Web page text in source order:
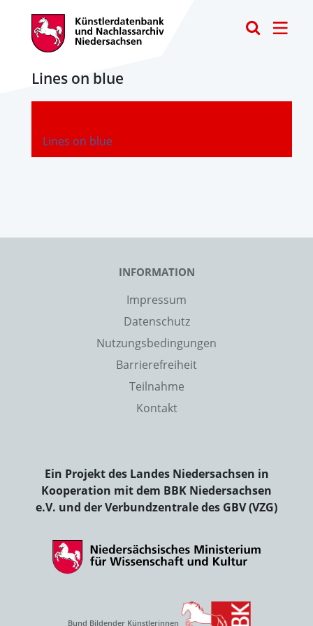
Lines on blue
Lines on blue
-
INFORMATION
Impressum
Datenschutz
Nutzungsbedingungen
Barrierefreiheit
Teilnahme
Kontakt
Ein Projekt des Landes Niedersachsen in
Kooperation mit dem BBK Niedersachsen
e.V. und der Verbundzentrale des GBV (VZG)
Bund Bildender Künstlerinnen